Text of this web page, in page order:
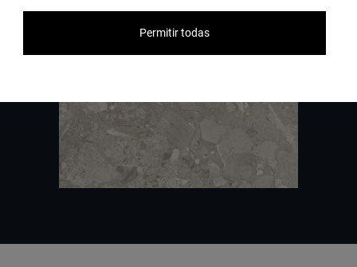
Permitir todas